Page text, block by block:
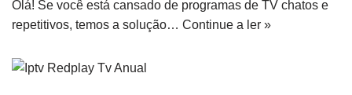
Olá! Se você está cansado de programas de TV chatos e
repetitivos, temos a solução… Continue a ler »